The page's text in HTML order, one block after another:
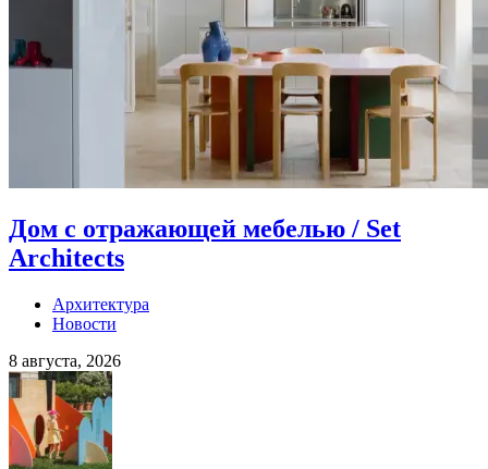
Дом с отражающей мебелью / Set
Architects
Архитектура
Новости
8 августа, 2026